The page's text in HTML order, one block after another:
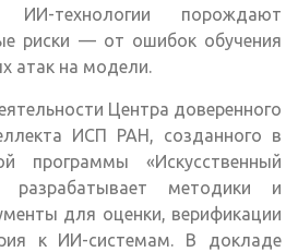
технологии порождают
риски — от ошибок обучения
атак на модели.
Центра доверенного
ИСП РАН, созданного в
программы «Искусственный
разрабатывает методики и
для оценки, верификации
к ИИ-системам. В докладе